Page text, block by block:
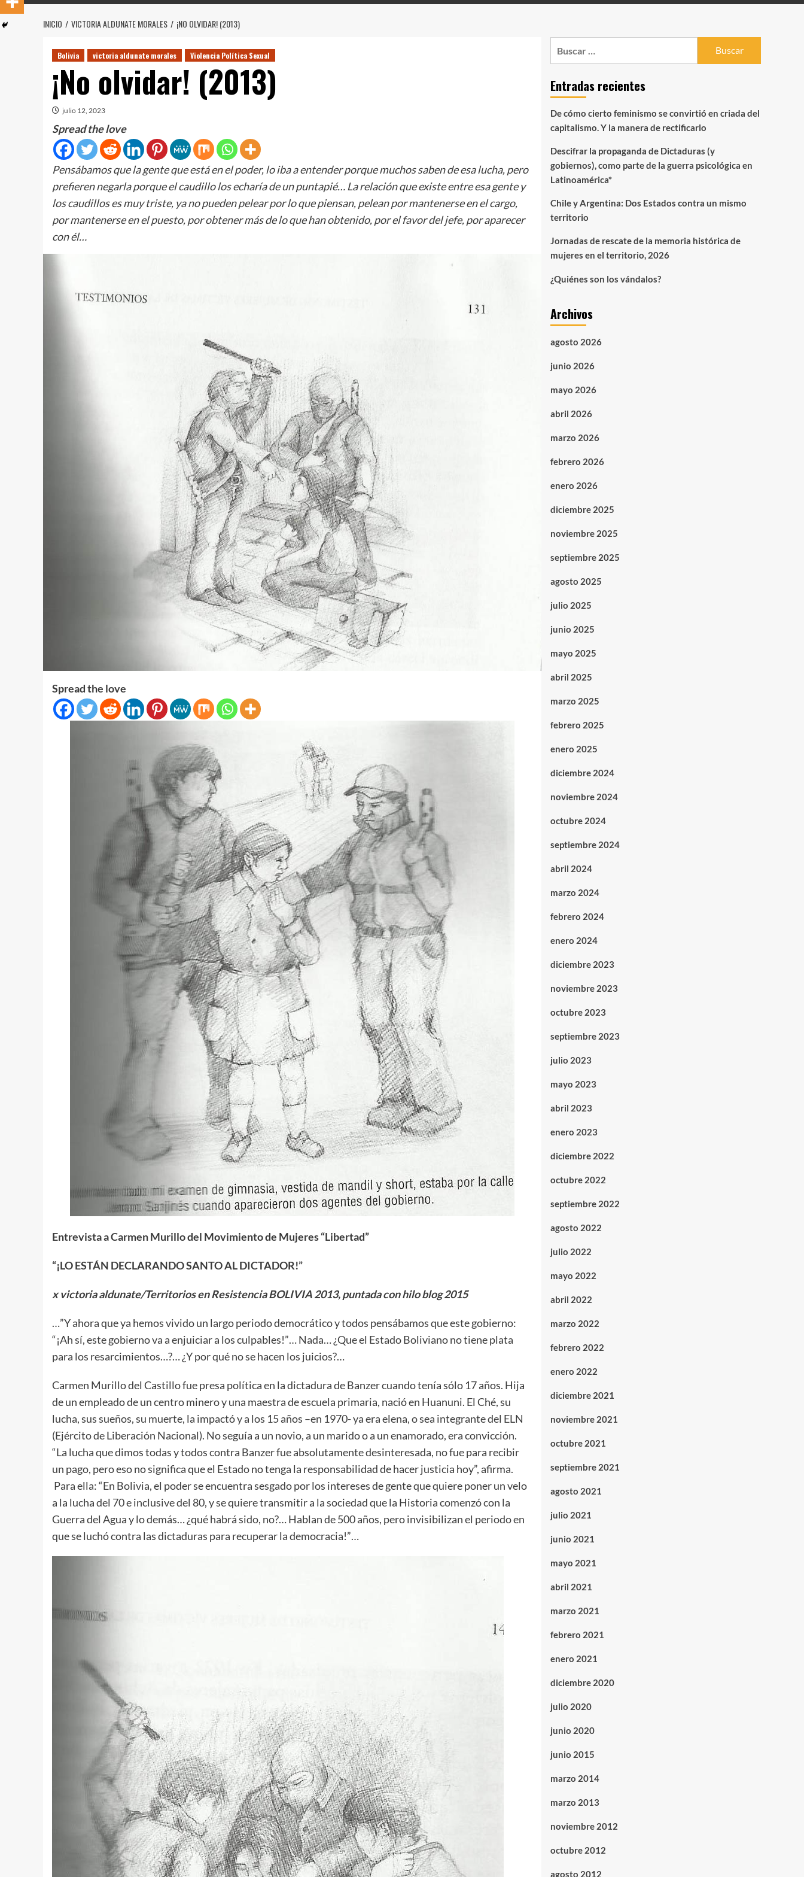
INICIO VICTORIA ALDUNATE MORALES ¡NO OLVIDAR! (2013)
Bolivia victoria aldunate morales Violencia Política Sexual
¡No olvidar! (2013)
julio 12, 2023
Spread the love
Pensábamos que la gente que está en el poder, lo iba a entender porque muchos saben de esa lucha, pero
prefieren negarla porque el caudillo los echaría de un puntapié… La relación que existe entre esa gente y
los caudillos es muy triste, ya no pueden pelear por lo que piensan, pelean por mantenerse en el cargo,
por mantenerse en el puesto, por obtener más de lo que han obtenido, por el favor del jefe, por aparecer
con él…
Spread the love
Entrevista a Carmen Murillo del Movimiento de Mujeres “Libertad”
“¡LO ESTÁN DECLARANDO SANTO AL DICTADOR!”
x victoria aldunate/Territorios en ResistenciaBOLIVIA 2013, puntada con hilo blog 2015
…”Y ahora que ya hemos vivido un largo periodo democrático y todos pensábamos que este gobierno:
“¡Ah sí, este gobierno va a enjuiciar a los culpables!”… Nada… ¿Que el Estado Boliviano no tiene plata
para los resarcimientos…?… ¿Y por qué no se hacen los juicios?…
Carmen Murillo del Castillo fue presa política en la dictadura de Banzer cuando tenía sólo 17 años. Hija
de un empleado de un centro minero y una maestra de escuela primaria, nació en Huanuni. El Ché, su
lucha, sus sueños, su muerte, la impactó y a los 15 años –en 1970- ya era elena, o sea integrante del ELN
(Ejército de Liberación Nacional). No seguía a un novio, a un marido o a un enamorado, era convicción.
“La lucha que dimos todas y todos contra Banzer fue absolutamente desinteresada, no fue para recibir
un pago, pero eso no significa que el Estado no tenga la responsabilidad de hacer justicia hoy”, afirma.
Para ella: “En Bolivia, el poder se encuentra sesgado por los intereses de gente que quiere poner un velo
a la lucha del 70 e inclusive del 80, y se quiere transmitir a la sociedad que la Historia comenzó con la
Guerra del Agua y lo demás… ¿qué habrá sido, no?… Hablan de 500 años, pero invisibilizan el periodo en
que se luchó contra las dictaduras para recuperar la democracia!”…
Entradas recientes
De cómo cierto feminismo se convirtió en criada del
capitalismo. Y la manera de rectificarlo
Descifrar la propaganda de Dictaduras (y
gobiernos), como parte de la guerra psicológica en
Latinoamérica*
Chile y Argentina: Dos Estados contra un mismo
territorio
Jornadas de rescate de la memoria histórica de
mujeres en el territorio, 2026
¿Quiénes son los vándalos?
Archivos
agosto 2026
junio 2026
mayo 2026
abril 2026
marzo 2026
febrero 2026
enero 2026
diciembre 2025
noviembre 2025
septiembre 2025
agosto 2025
julio 2025
junio 2025
mayo 2025
abril 2025
marzo 2025
febrero 2025
enero 2025
diciembre 2024
noviembre 2024
octubre 2024
septiembre 2024
abril 2024
marzo 2024
febrero 2024
enero 2024
diciembre 2023
noviembre 2023
octubre 2023
septiembre 2023
julio 2023
mayo 2023
abril 2023
enero 2023
diciembre 2022
octubre 2022
septiembre 2022
agosto 2022
julio 2022
mayo 2022
abril 2022
marzo 2022
febrero 2022
enero 2022
diciembre 2021
noviembre 2021
octubre 2021
septiembre 2021
agosto 2021
julio 2021
junio 2021
mayo 2021
abril 2021
marzo 2021
febrero 2021
enero 2021
diciembre 2020
julio 2020
junio 2020
junio 2015
marzo 2014
marzo 2013
noviembre 2012
octubre 2012
agosto 2012